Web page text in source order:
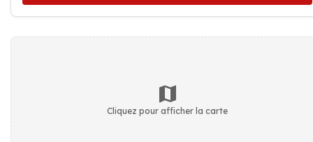
Cliquez pour afficher la carte